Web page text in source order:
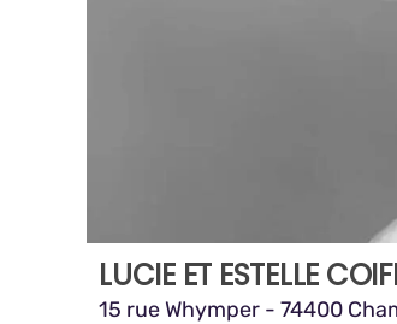
LUCIE ET ESTELLE
15 rue Whymper - 74400